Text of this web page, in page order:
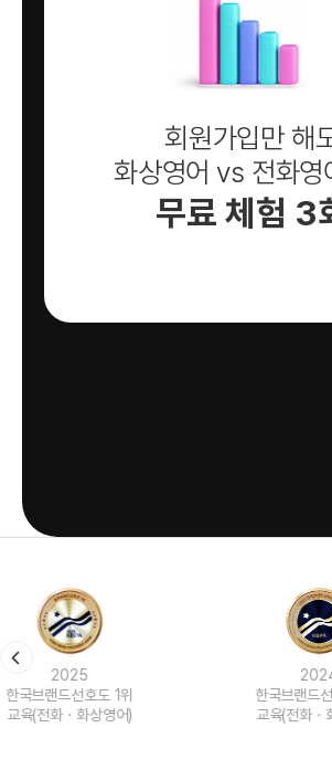
회원가입만 해
화상영어 vs 전화영
무료 체험 3
한국브랜드선호도 1위
교육(전화ㆍ화상영어)
한
교